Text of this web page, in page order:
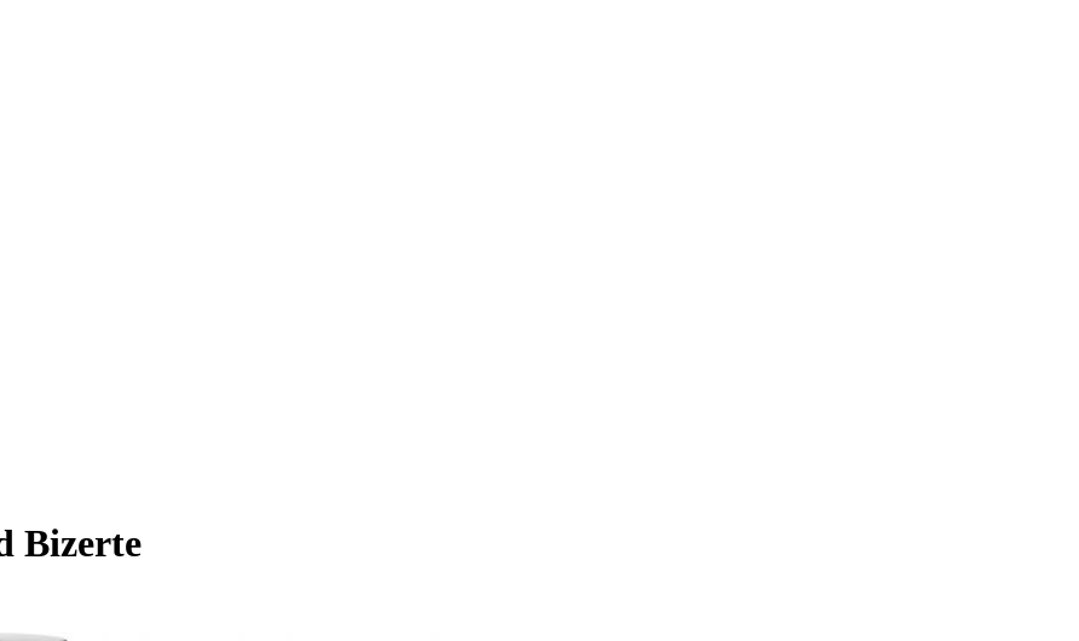
Bizerte